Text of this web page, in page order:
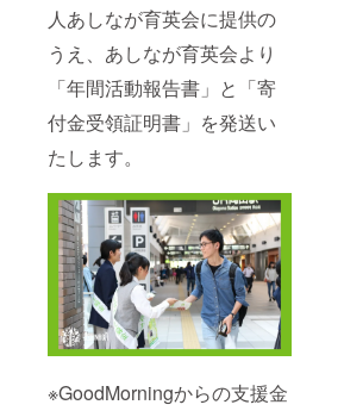
人あしなが育英会に提供の
うえ、あしなが育英会より
「年間活動報告書」と「寄
付金受領証明書」を発送い
たします。
※GoodMorningからの支援金